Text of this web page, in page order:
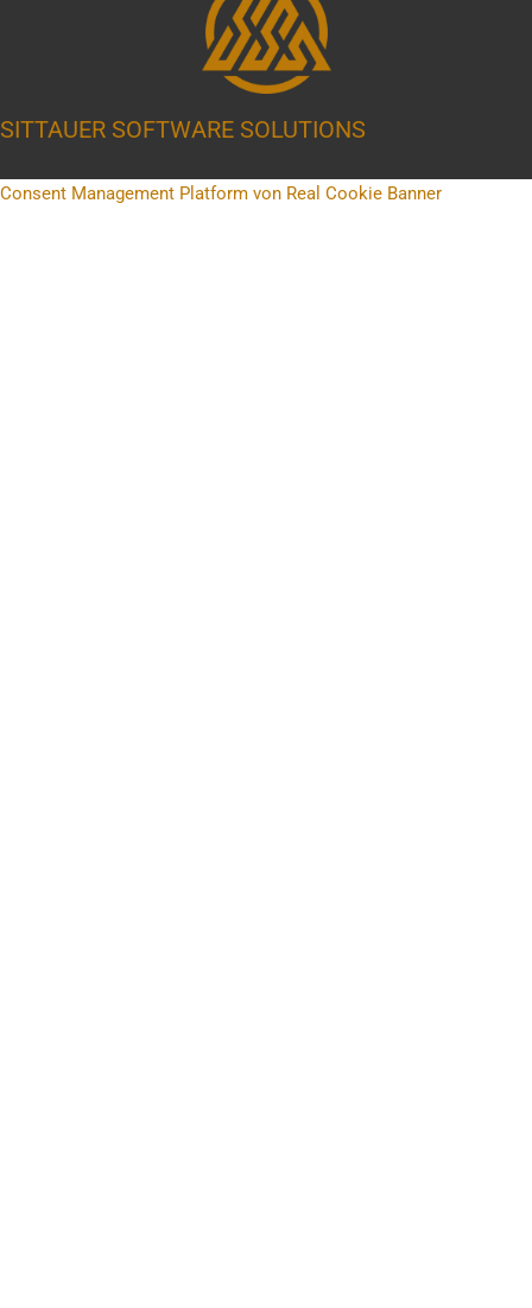
SITTAUER SOFTWARE SOLUTIONS
Consent Management Platform von Real Cookie Banner